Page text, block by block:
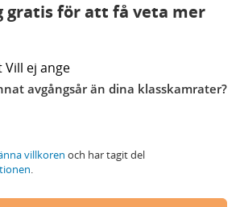
gratis för att få veta mer
Vill ej ange
avgångsår än dina klasskamrater?
villkoren och har tagit del
.